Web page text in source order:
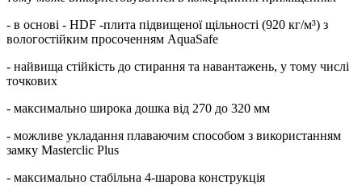
- в основі - HDF -плита підвищеної щільності (920 кг/м³) з
вологостійким просоченням AquaSafe
- найвища стійкість до стирання та навантажень, у тому числі
точкових
- максимально широка дошка від 270 до 320 мм
- можливе укладання плаваючим способом з використанням
замку Masterclic Plus
- максимально стабільна 4-шарова конструкція